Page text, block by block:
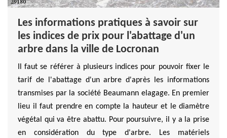
Les informations pratiques à savoir sur
les indices de prix pour l'abattage d'un
arbre dans la ville de Locronan
Il faut se référer à plusieurs indices pour pouvoir fixer le
tarif de l'abattage d'un arbre d'après les informations
transmises par la société Beaumann elagage. En premier
lieu il faut prendre en compte la hauteur et le diamètre
végétal qui va être abattu. Pour poursuivre, il y a la prise
en considération du type d'arbre. Les matériels